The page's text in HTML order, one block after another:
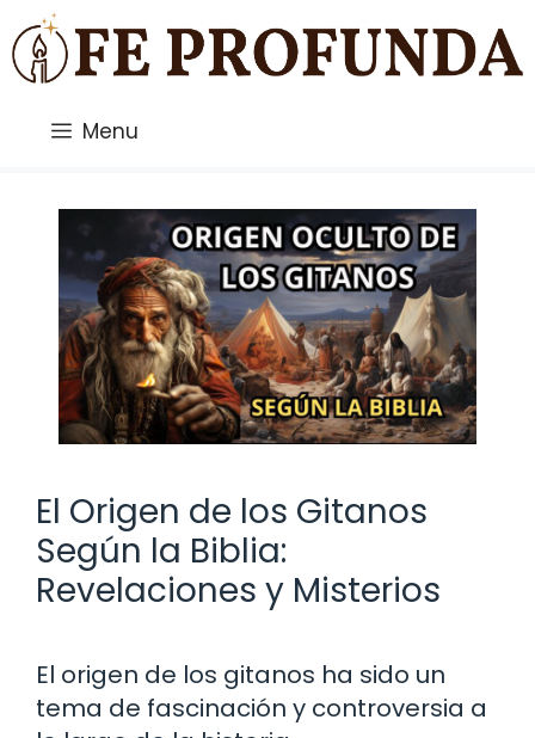
Saltar
al
contenido
Menu
El Origen de los Gitanos
Según la Biblia:
Revelaciones y Misterios
El origen de los gitanos ha sido un
tema de fascinación y controversia a